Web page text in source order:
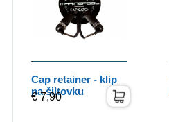
Cap retainer - klip
na šiltovku
€ 7,90